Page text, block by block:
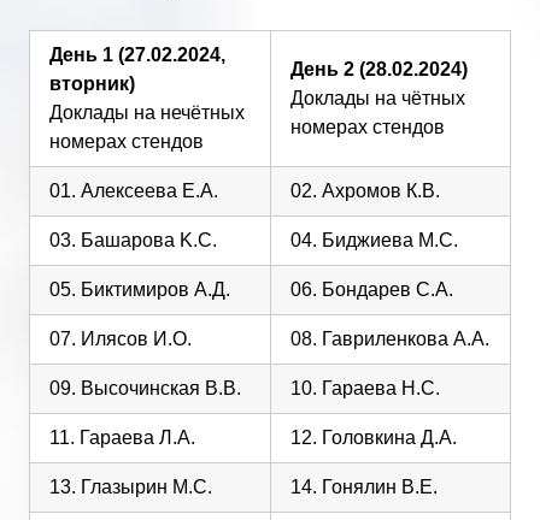
День 1 (27.02.2024,
вторник)
Доклады на нечётных
номерах стендов
День 2 (28.02.2024)
Доклады на чётных
номерах стендов
01. Алексеева Е.А. 02. Ахромов К.В.
03. Башарова K.С. 04. Биджиева М.С.
05. Биктимиров А.Д. 06. Бондарев С.А.
07. Илясов И.О. 08. Гавриленкова А.А.
09. Высочинская В.В. 10. Гараева Н.С.
11. Гараева Л.А. 12. Головкина Д.А.
13. Глазырин М.С. 14. Гонялин В.Е.